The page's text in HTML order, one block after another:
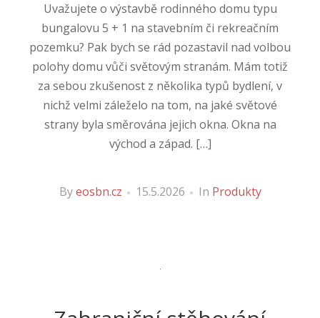
Uvažujete o výstavbě rodinného domu typu
bungalovu 5 + 1 na stavebním či rekreačním
pozemku? Pak bych se rád pozastavil nad volbou
polohy domu vůči světovým stranám. Mám totiž
za sebou zkušenost z několika typů bydlení, v
nichž velmi záleželo na tom, na jaké světové
strany byla směrována jejich okna. Okna na
východ a západ. […]
Byeosbn.cz 15.5.2026 In Produkty